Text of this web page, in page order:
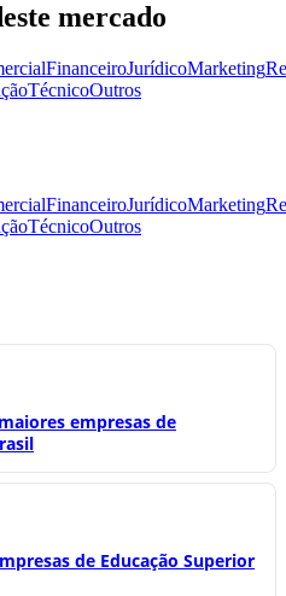
mercado
FinanceiroJurídicoMarketing
TécnicoOutros
FinanceiroJurídicoMarketing
TécnicoOutros
empresas de
de Educação Superior